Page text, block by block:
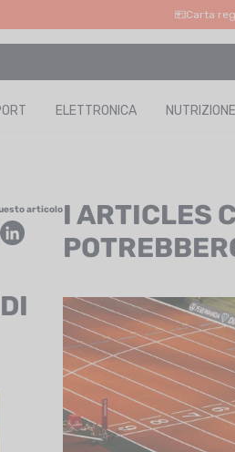
Carta
ELETTRONICA NUTRIZIONE
articoloI ARTICLES